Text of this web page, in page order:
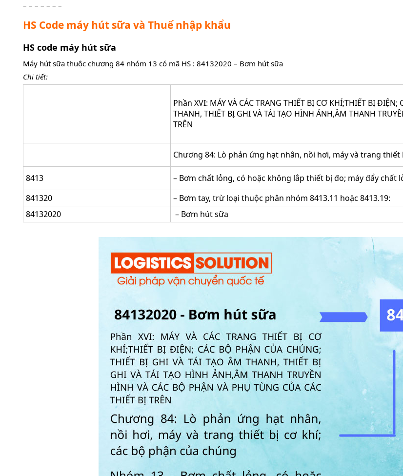
– – – – – – –
HS Code máy hút sữa và Thuế nhập khẩu
HS code máy hút sữa
Máy hút sữa thuộc chương 84 nhóm 13 có mã HS : 84132020 – Bơm hút sữa
Chi tiết:
Phần XVI: MÁY VÀ CÁC TRANG THIẾT BỊ CƠ KHÍ;THIẾT BỊ
THANH, THIẾT BỊ GHI VÀ TÁI TẠO HÌNH ẢNH,ÂM THANH
TRÊN
Chương 84: Lò phản ứng hạt nhân, nồi hơi, máy và trang
8413
– Bơm chất lỏng, có hoặc không lắp thiết bị đo; máy đẩy chất
841320
– Bơm tay, trừ loại thuộc phân nhóm 8413.11 hoặc 8413.19:
84132020
– Bơm hút sữa